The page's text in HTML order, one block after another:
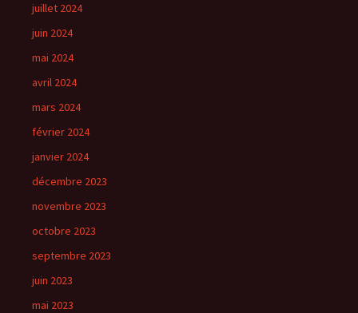
juillet 2024
juin 2024
mai 2024
avril 2024
mars 2024
février 2024
janvier 2024
décembre 2023
novembre 2023
octobre 2023
septembre 2023
juin 2023
mai 2023